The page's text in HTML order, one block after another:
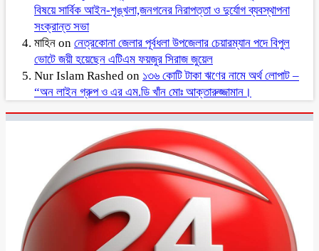
বিষয়ে সার্বিক আইন-শৃঙ্খলা,জনগনের নিরাপত্তা ও দুর্যোগ ব্যবস্থাপনা
সংক্রান্ত সভা
মাহিন on নেত্রকোনা জেলার পূর্বধলা উপজেলার চেয়ারম্যান পদে বিপুল
ভোটে জয়ী হয়েছেন এটিএম ফয়জুর সিরাজ জুয়েল
Nur Islam Rashed on ১৩৬ কোটি টাকা ঋণের নামে অর্থ লোপাট –
“অন লাইন গ্রুপ ও এর এম.ডি খাঁন মোঃ আক্তারুজ্জামান।